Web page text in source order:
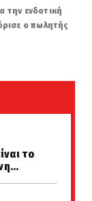
την ενδοτική
ο πωλητής
το